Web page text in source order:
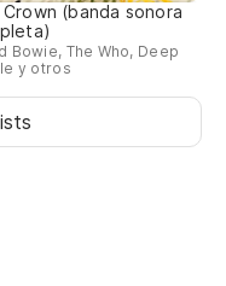
(banda sonora
Bowie, The Who, Deep
y otros